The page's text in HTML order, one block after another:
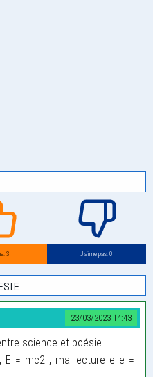
3 J’aime pas: 0
23/03/2023 14:43
science et poésie .
E = mc2 , ma lecture elle =